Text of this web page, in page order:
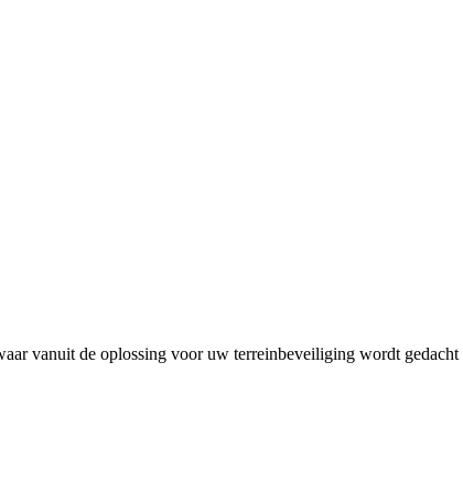
vanuit de oplossing voor uw terreinbeveiliging wordt